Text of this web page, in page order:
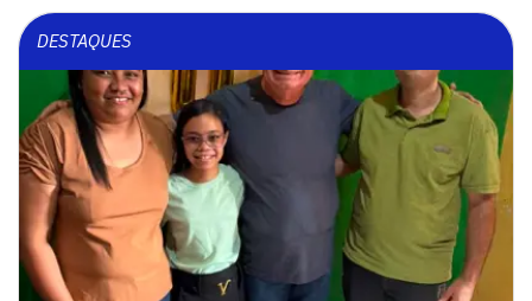
DESTAQUES